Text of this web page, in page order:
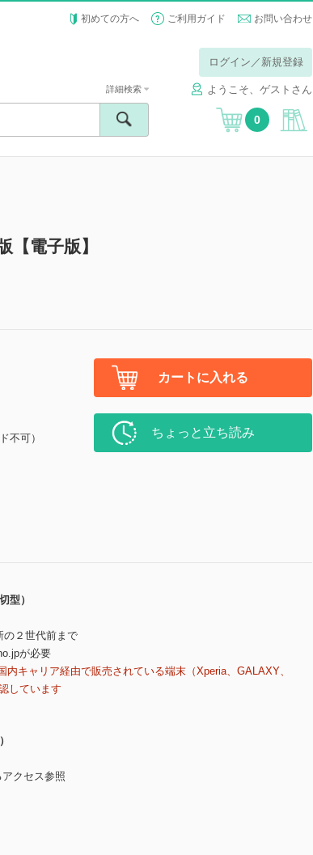
初めての方へ ご利用ガイド お問い合わせ
ログイン／新規登録
ようこそ、ゲストさん
詳細検索
0
【電子版】
不可）
カートに入れる
ちょっと立ち読み
型）
の２世代前まで
が必要
キャリア経由で販売されている端末（Xperia、GALAXY、
しています
クセス参照